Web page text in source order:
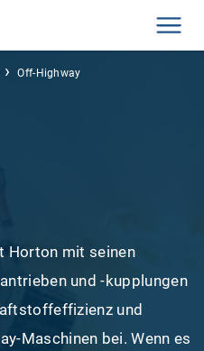
› Off-Highway
Horton mit seinen
und -kupplungen
und
Maschinen bei. Wenn es